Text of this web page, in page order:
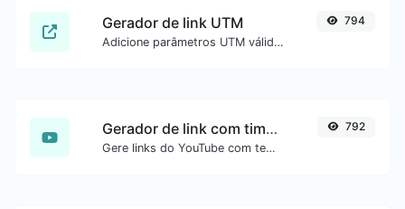
Gerador de link UTM
Adicione parâmetros UTM válidos e gere um link rastreável UTM.
794
Gerador de link com timestamp do YouTube
Gere links do YouTube com tempo inicial exato, útil para usuários móveis.
792